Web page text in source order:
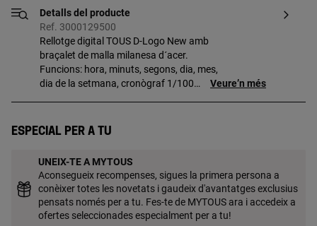
Detalls del producte
Ref. 3000129500
Rellotge digital TOUS D-Logo New amb
braçalet de malla milanesa d´acer.
Funcions: hora, minuts, segons, dia, mes,
dia de la setmana, cronògraf 1/100
0,025 grams). Tancament ajustable amb
Veure’n més
Especial per a tu
UNEIX-TE A MYTOUS
Aconsegueix recompenses, sigues la primera persona a
conèixer totes les novetats i gaudeix d'avantatges exclusius
pensats només per a tu. Fes-te de MYTOUS ara i accedeix a
ofertes seleccionades especialment per a tu!